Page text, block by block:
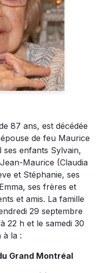
87 ans, est décédée
de feu Maurice
ses enfants Sylvain,
Maurice (Claudia
et Stéphanie, ses
ses frères et
et amis. La famille
29 septembre
22 h et le samedi 30
à la :
Grand Montréal